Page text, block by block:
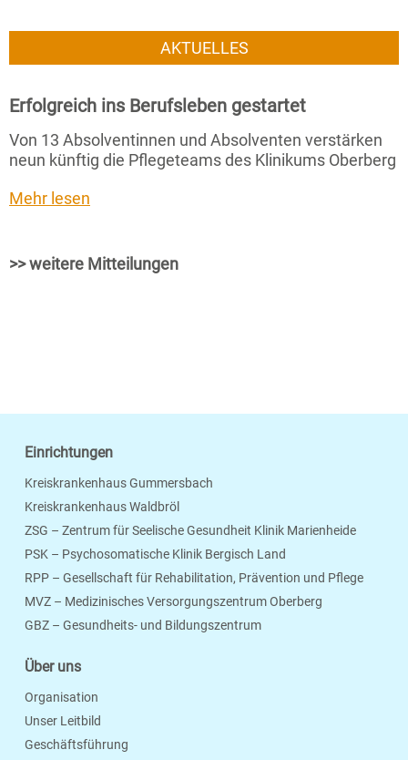
AKTUELLES
Erfolgreich ins Berufsleben gestartet
Von 13 Absolventinnen und Absolventen verstärken
neun künftig die Pflegeteams des Klinikums Oberberg
Mehr lesen
>> weitere Mitteilungen
Einrichtungen
Kreiskrankenhaus Gummersbach
Kreiskrankenhaus Waldbröl
ZSG – Zentrum für Seelische Gesundheit Klinik Marienheide
PSK – Psychosomatische Klinik Bergisch Land
RPP – Gesellschaft für Rehabilitation, Prävention und Pflege
MVZ – Medizinisches Versorgungszentrum Oberberg
GBZ – Gesundheits- und Bildungszentrum
Über uns
Organisation
Unser Leitbild
Geschäftsführung